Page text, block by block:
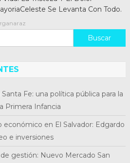
Se Levanta Con Todo.
Buscar:
Fe: una política pública para la
Primera Infancia
económico en El Salvador: Edgardo
e inversiones
gestión: Nuevo Mercado San